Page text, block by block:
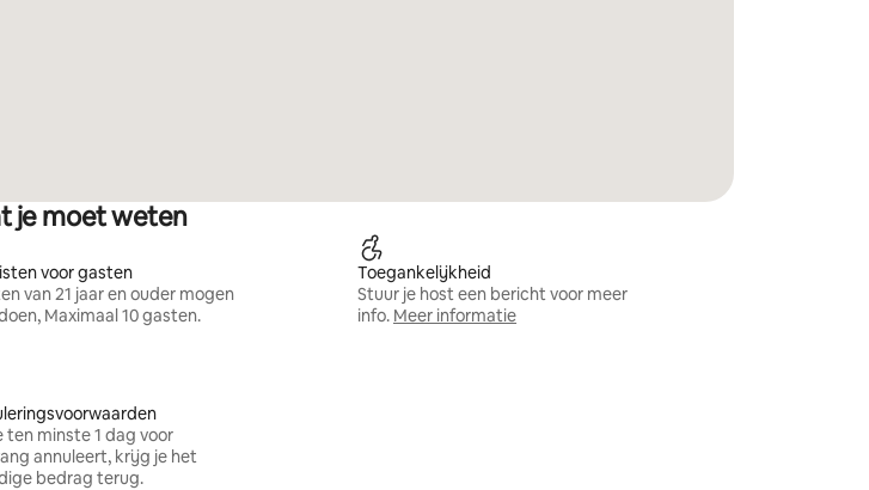
je moet weten
voor gasten
van 21 jaar en ouder mogen
Maximaal 10 gasten.
Toegankelijkheid
Stuur je host een bericht voor meer
info. Meer informatie
ten minste 1 dag voor
annuleert, krijg je het
bedrag terug.